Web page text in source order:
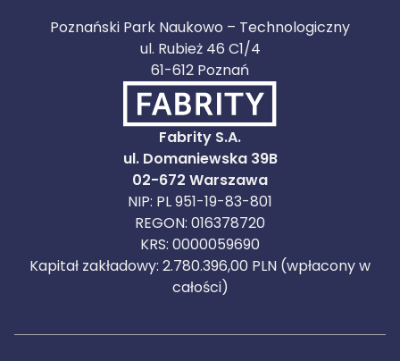
Poznański Park Naukowo – Technologiczny
ul. Rubież 46 C1/4
61-612 Poznań
Fabrity S.A.
ul. Domaniewska 39B
02-672 Warszawa
NIP: PL 951-19-83-801
REGON: 016378720
KRS: 0000059690
Kapitał zakładowy: 2.780.396,00 PLN (wpłacony w
całości)